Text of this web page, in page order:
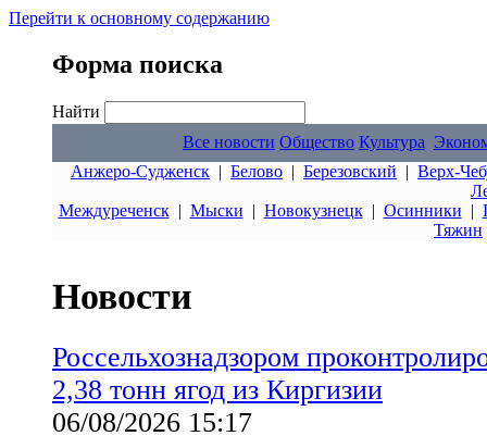
Перейти к основному содержанию
Форма поиска
Найти
Все новости Общество Культура
Анжеро-Судженск | Белово | Березовский | Верх-
Междуреченск| Мыски | Новокузнецк| Осинники |
Тяжин
Новости
Россельхознадзором
2,38 тонн ягод из Киргизии
06/08/2026 15:17